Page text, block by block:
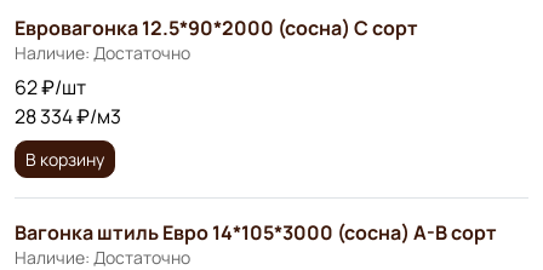
Евровагонка 12.5*90*2000 (сосна) С сорт
Наличие: Достаточно
62 ₽/шт
28 334 ₽/м3
В корзину
Вагонка штиль Евро 14*105*3000 (сосна) А-В сорт
Наличие: Достаточно